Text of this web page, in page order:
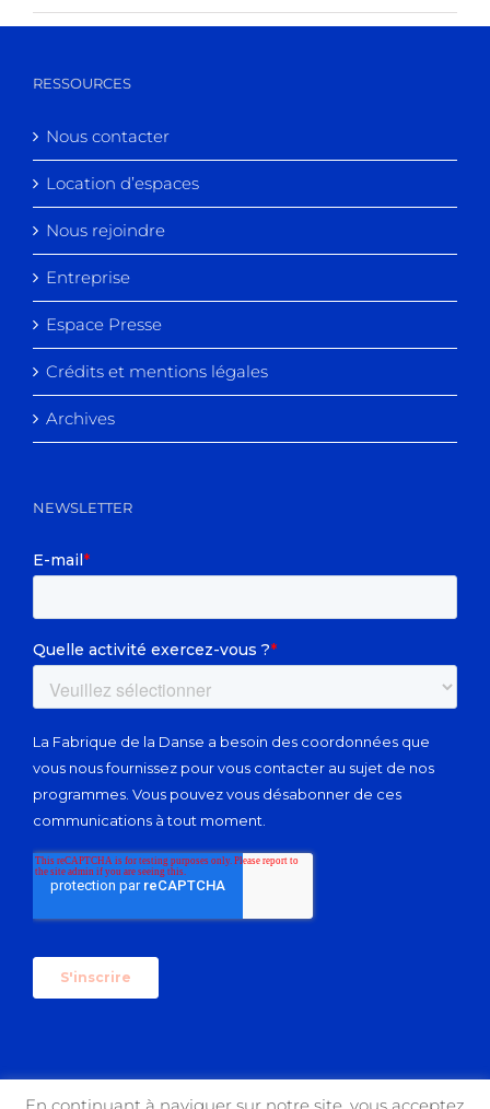
RESSOURCES
Nous contacter
Location d’espaces
Nous rejoindre
Entreprise
Espace Presse
Crédits et mentions légales
Archives
NEWSLETTER